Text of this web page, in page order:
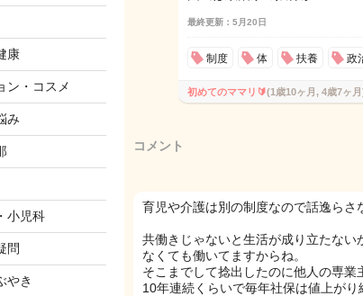
康
ン・コスメ
み
小児科
問
やき
最終更新：5月20日
制度 体 扶養 政
初めてのママリ🔰(1歳10ヶ月, 4歳7ヶ月
コメント
育児や介護は別の制度なので話逸らさ
共働きじゃないと生活が成り立たな
なくても働いてますからね。
そこまでして捻出したのに他人の専業
10年連続くらいで毎年社保は値上が